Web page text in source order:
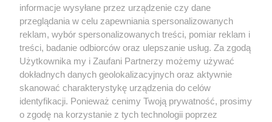
KATEGORIE
OGŁOSZENIA
WYDARZENIA
NA SKRÓTY
informacje wysyłane przez urządzenie czy dane
przeglądania w celu zapewniania spersonalizowanych
reklam, wybór spersonalizowanych treści, pomiar reklam i
treści, badanie odbiorców oraz ulepszanie usług. Za zgodą
Użytkownika my i Zaufani Partnerzy możemy używać
dokładnych danych geolokalizacyjnych oraz aktywnie
skanować charakterystykę urządzenia do celów
identyfikacji. Ponieważ cenimy Twoją prywatność, prosimy
o zgodę na korzystanie z tych technologii poprzez